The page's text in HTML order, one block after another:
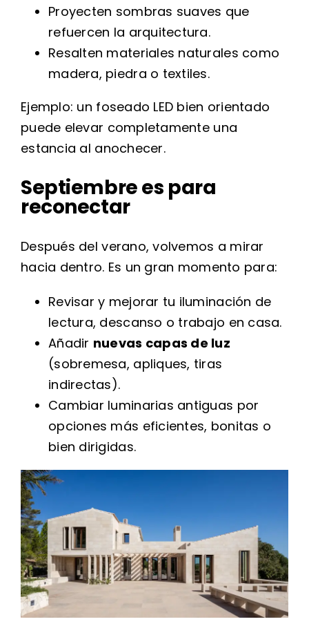
Proyecten sombras suaves que
refuercen la arquitectura.
Resalten materiales naturales como
madera, piedra o textiles.
Ejemplo: un foseado LED bien orientado
puede elevar completamente una
estancia al anochecer.
Septiembre es para
reconectar
Después del verano, volvemos a mirar
hacia dentro. Es un gran momento para:
Revisar y mejorar tu iluminación de
lectura, descanso o trabajo en casa.
Añadir nuevas capas de luz
(sobremesa, apliques, tiras
indirectas).
Cambiar luminarias antiguas por
opciones más eficientes, bonitas o
bien dirigidas.